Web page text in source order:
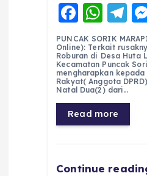
F
a
c
e
b
o
o
k
W
h
a
ts
A
p
p
T
el
e
g
r
a
m
PUNCAK SORIK
Online): Terkait
Roburan di Desa Huta
Kecamatan Puncak
mengharapkan kepada
Rakyat( Anggota
Natal Dua(2) dari…
Read more
Continue